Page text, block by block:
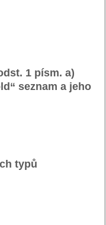
1 písm. a)
seznam a jeho
typů